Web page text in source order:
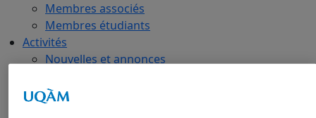
Membres associés
Membres étudiants
Activités
Nouvelles et annonces
Activités passées